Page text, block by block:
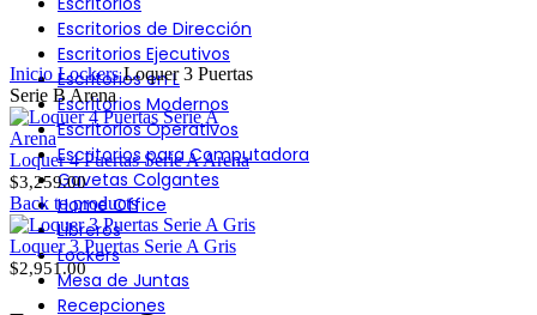
Escritorios de Dirección
Escritorios Ejecutivos
Escritorios en L
Escritorios Modernos
Escritorios Operativos
Escritorios para Computadora
Gavetas Colgantes
Home Office
Libreros
Lockers
Mesa de Juntas
Recepciones
Inicio LockersLoquer 3 Puertas
Serie B Arena
Loquer 4 Puertas Serie A Arena
$3,259.00
Back to products
Loquer 3 Puertas Serie A Gris
$2,951.00